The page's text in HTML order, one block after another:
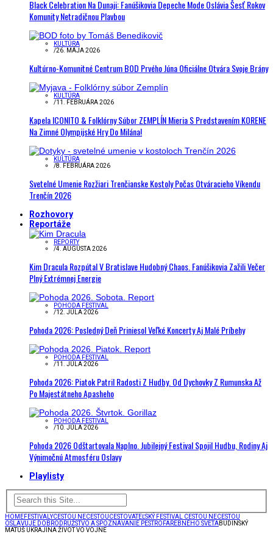
Black Celebration Na Dunaji: Fanúšikovia Depeche Mode Oslávia Šesť Rokov
Komunity Netradičnou Plavbou
KULTÚRA
/26. MÁJA 2026
Kultúrno-Komunitné Centrum BOD Prvého Júna Oficiálne Otvára Svoje Brány
KULTÚRA
/11. FEBRUÁRA 2026
Kapela ICONITO & Folklórny Súbor ZEMPLÍN Mieria S Predstavením KORENE
Na Zimné Olympijské Hry Do Milána!
KULTÚRA
/8. FEBRUÁRA 2026
Svetelné Umenie Rozžiari Trenčianske Kostoly Počas Otváracieho Víkendu
Trenčín 2026
Rozhovory
Reportáže
REPORTY
/4. AUGUSTA 2026
Kim Dracula Rozpútal V Bratislave Hudobný Chaos. Fanúšikovia Zažili Večer
Plný Extrémnej Energie
POHODA FESTIVAL
/12. JÚLA 2026
Pohoda 2026: Posledný Deň Priniesol Veľké Koncerty Aj Malé Príbehy
POHODA FESTIVAL
/11. JÚLA 2026
Pohoda 2026: Piatok Patril Radosti Z Hudby. Od Dychovky Z Rumunska Až
Po Majestátneho Apasheho
POHODA FESTIVAL
/10. JÚLA 2026
Pohoda 2026 Odštartovala Naplno. Jubilejný Festival Spojil Hudbu, Rodiny Aj
Výnimočnú Atmosféru Oslavy
Playlisty
HOMEFESTIVALYCESTOU NECESTOUCESTOVATEĽSKÝ FESTIVAL CESTOU NECESTOU
OSLAVUJE DOBRODRUŽSTVO A SPOZNÁVANIE PESTROFAREBNÉHO SVETABUDINSKÝ
MATÚŠ UKRAJINA ŽIVOT VO VOJNE